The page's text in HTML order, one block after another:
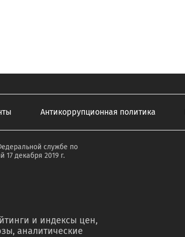
Антикоррупционная политика
службе по
декабря 2019 г.
и индексы цен,
аналитические